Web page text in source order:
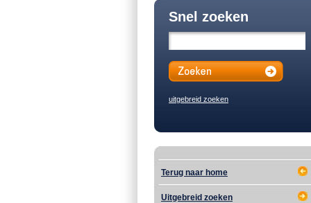
Snel zoeken
uitgebreid zoeken
Terug naar home
Uitgebreid zoeken